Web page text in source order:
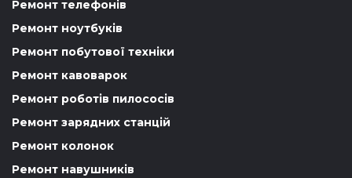
Ремонт телефонів
Ремонт ноутбуків
Ремонт побутової техніки
Ремонт кавоварок
Ремонт роботів пилососів
Ремонт зарядних станцій
Ремонт колонок
Ремонт навушників